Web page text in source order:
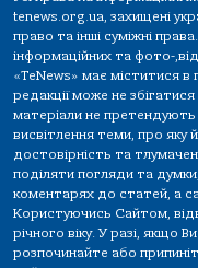
tenews.org.ua, захищені
право та інші суміжні
інформаційних та фото-
«TeNews» має міститися в
редакції може не
матеріали не претендують
висвітлення теми, про яку
достовірність та
поділяти погляди та
коментарях до статей, а
Користуючись Сайтом,
річного віку. У разі, якщо
розпочинайте або